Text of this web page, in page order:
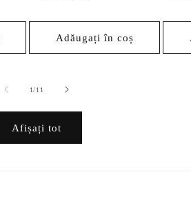
Adăugați în coș
1/din
11
Afișați tot